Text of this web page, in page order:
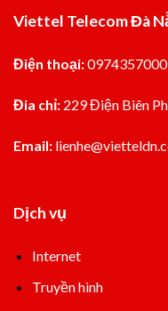
Viettel Telecom Đà
Điện thoại:0974357000
Đia chỉ: 229 Điện Biên
Email:
Dịch vụ
Internet
Truyền hình